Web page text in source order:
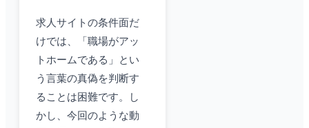
求人サイトの条件面だ
けでは、「職場がアッ
トホームである」とい
う言葉の真偽を判断す
ることは困難です。し
かし、今回のような動